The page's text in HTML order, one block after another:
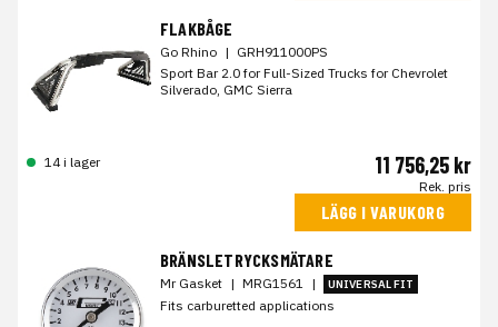
FLAKBÅGE
Go Rhino | GRH911000PS
Sport Bar 2.0 for Full-Sized Trucks for Chevrolet
Silverado, GMC Sierra
14 i lager 11 756,25 kr
Rek. pris
LÄGG I VARUKORG
BRÄNSLETRYCKSMÄTARE
Mr Gasket | MRG1561 | UNIVERSAL FIT
Fits carburetted applications